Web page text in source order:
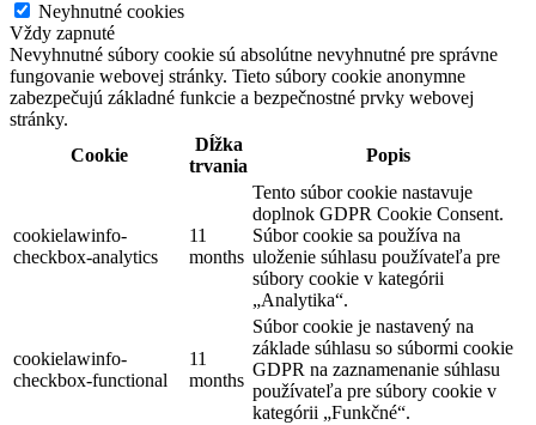
Neyhnutné cookies
Vždy zapnuté
Nevyhnutné súbory cookie sú absolútne nevyhnutné pre správne
fungovanie webovej stránky. Tieto súbory cookie anonymne
zabezpečujú základné funkcie a bezpečnostné prvky webovej
stránky.
Cookie
Dĺžka
trvania
Popis
cookielawinfo-
checkbox-analytics
11
months
Tento súbor cookie nastavuje
doplnok GDPR Cookie Consent.
Súbor cookie sa používa na
uloženie súhlasu používateľa pre
súbory cookie v kategórii
„Analytika“.
cookielawinfo-
checkbox-functional
11
months
Súbor cookie je nastavený na
základe súhlasu so súbormi cookie
GDPR na zaznamenanie súhlasu
používateľa pre súbory cookie v
kategórii „Funkčné“.